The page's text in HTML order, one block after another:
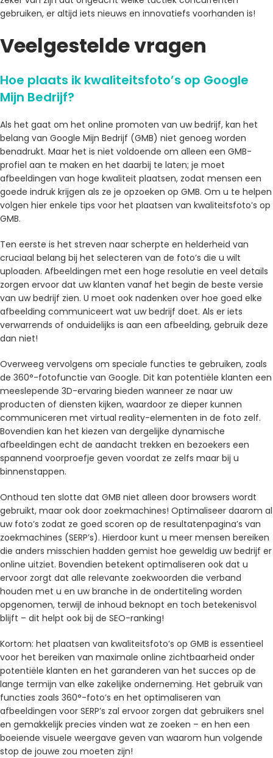
gebruiken, er altijd iets nieuws en innovatiefs voorhanden is!
Veelgestelde vragen
Hoe plaats ik kwaliteitsfoto’s op Google
Mijn Bedrijf?
Als het gaat om het online promoten van uw bedrijf, kan het
belang van Google Mijn Bedrijf (GMB) niet genoeg worden
benadrukt. Maar het is niet voldoende om alleen een GMB-
profiel aan te maken en het daarbij te laten; je moet
afbeeldingen van hoge kwaliteit plaatsen, zodat mensen een
goede indruk krijgen als ze je opzoeken op GMB. Om u te helpen
volgen hier enkele tips voor het plaatsen van kwaliteitsfoto’s op
GMB.
Ten eerste is het streven naar scherpte en helderheid van
cruciaal belang bij het selecteren van de foto’s die u wilt
uploaden. Afbeeldingen met een hoge resolutie en veel details
zorgen ervoor dat uw klanten vanaf het begin de beste versie
van uw bedrijf zien. U moet ook nadenken over hoe goed elke
afbeelding communiceert wat uw bedrijf doet. Als er iets
verwarrends of onduidelijks is aan een afbeelding, gebruik deze
dan niet!
Overweeg vervolgens om speciale functies te gebruiken, zoals
de 360°-fotofunctie van Google. Dit kan potentiële klanten een
meeslepende 3D-ervaring bieden wanneer ze naar uw
producten of diensten kijken, waardoor ze dieper kunnen
communiceren met virtual reality-elementen in de foto zelf.
Bovendien kan het kiezen van dergelijke dynamische
afbeeldingen echt de aandacht trekken en bezoekers een
spannend voorproefje geven voordat ze zelfs maar bij u
binnenstappen.
Onthoud ten slotte dat GMB niet alleen door browsers wordt
gebruikt, maar ook door zoekmachines! Optimaliseer daarom al
uw foto’s zodat ze goed scoren op de resultatenpagina’s van
zoekmachines (SERP’s). Hierdoor kunt u meer mensen bereiken
die anders misschien hadden gemist hoe geweldig uw bedrijf er
online uitziet. Bovendien betekent optimaliseren ook dat u
ervoor zorgt dat alle relevante zoekwoorden die verband
houden met u en uw branche in de ondertiteling worden
opgenomen, terwijl de inhoud beknopt en toch betekenisvol
blijft – dit helpt ook bij de SEO-ranking!
Kortom: het plaatsen van kwaliteitsfoto’s op GMB is essentieel
voor het bereiken van maximale online zichtbaarheid onder
potentiële klanten en het garanderen van het succes op de
lange termijn van elke zakelijke onderneming. Het gebruik van
functies zoals 360°-foto’s en het optimaliseren van
afbeeldingen voor SERP’s zal ervoor zorgen dat gebruikers snel
en gemakkelijk precies vinden wat ze zoeken – en hen een
boeiende visuele weergave geven van waarom hun volgende
stop de jouwe zou moeten zijn!